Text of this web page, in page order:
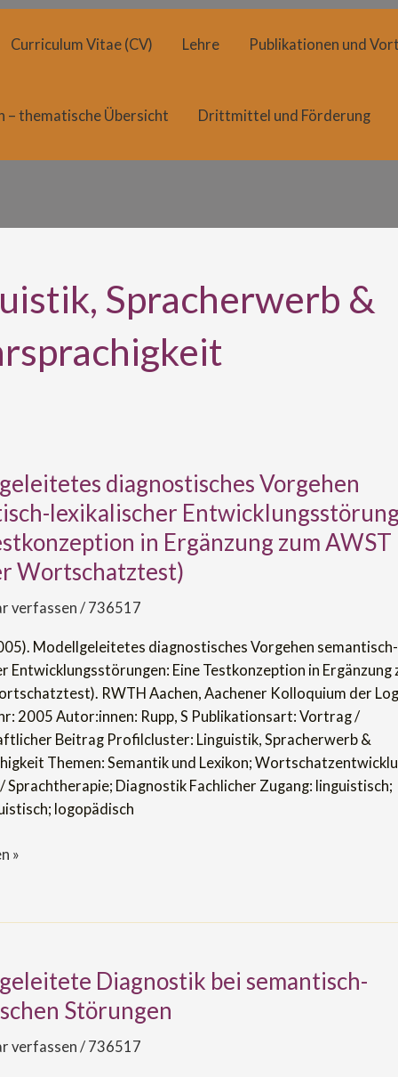
Curriculum Vitae (CV) Lehre Publikationen und
– thematische Übersicht Drittmittel und Förderung
Spracherwerb &
diagnostisches Vorgehen
lexikalischer
in Ergänzung zum AWST
Wortschatztest)
verfassen/ 736517
Modellgeleitetes diagnostisches Vorgehen semantisch-
Entwicklungsstörungen: Eine Testkonzeption in Ergänzung
RWTH Aachen, Aachener Kolloquium der
2005 Autor:innen: Rupp, S Publikationsart: Vortrag /
Beitrag Profilcluster: Linguistik, Spracherwerb &
Themen: Semantik und Lexikon;
Sprachtherapie; Diagnostik Fachlicher Zugang: linguistisch;
logopädisch
»
Diagnostik bei semantisch-
Störungen
verfassen / 736517